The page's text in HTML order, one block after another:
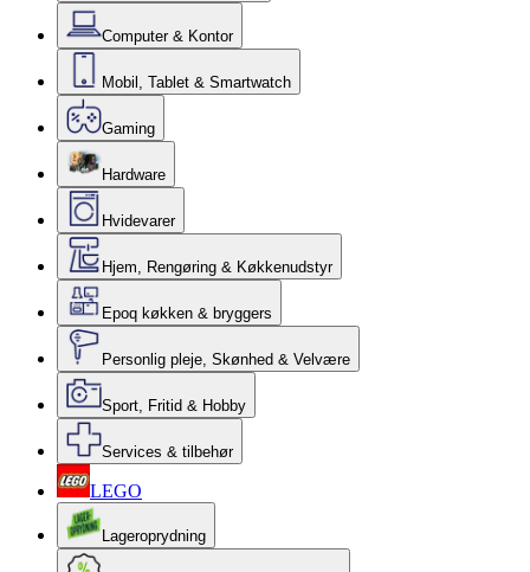
Computer & Kontor
Mobil, Tablet & Smartwatch
Gaming
Hardware
Hvidevarer
Hjem, Rengøring & Køkkenudstyr
Epoq køkken & bryggers
Personlig pleje, Skønhed & Velvære
Sport, Fritid & Hobby
Services & tilbehør
LEGO
Lageroprydning